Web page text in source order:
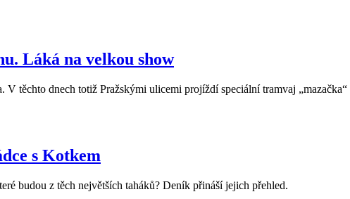
Láká na velkou show
těchto dnech totiž Pražskými ulicemi projíždí speciální tramvaj „mazačka“
s Kotkem
budou z těch největších taháků? Deník přináší jejich přehled.